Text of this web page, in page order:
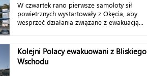
W czwartek rano pierwsze samoloty sił
powietrznych wystartowały z Okęcia, aby
wesprzeć działania związane z ewakuacją...
Kolejni Polacy ewakuowani z Bliskiego
Wschodu